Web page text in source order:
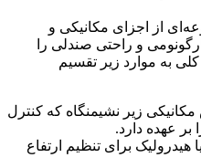
از اجزای مکانیکی و
و راحتی صندلی را
به موارد زیر تقسیم
زیر نشیمنگاه که کنترل
بر عهده دارد.
برای تنظیم ارتفاع